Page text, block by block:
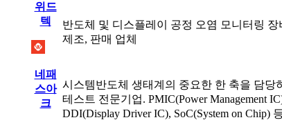
위드
텍
반도체 및 디스플레이 공정 오염 모니터링 장
제조, 판매 업체
네패
스아
크
시스템반도체 생태계의 중요한 한 축을 담당
테스트 전문기업. PMIC(Power Management
DDI(Display Driver IC), SoC(System on Chip)